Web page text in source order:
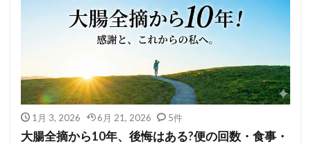
1月 3, 2026 6月 21, 2026 5件
大腸全摘から10年、後悔はある?便の回数・食事・